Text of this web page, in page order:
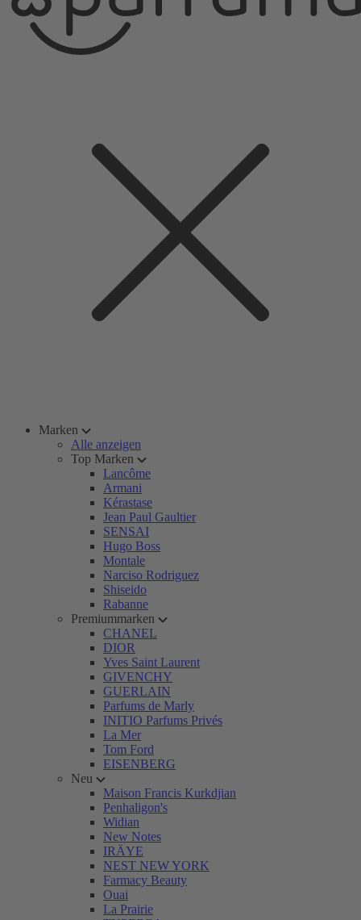
Marken
Alle anzeigen
Top Marken
Lancôme
Armani
Kérastase
Jean Paul Gaultier
SENSAI
Hugo Boss
Montale
Narciso Rodriguez
Shiseido
Rabanne
Premiummarken
CHANEL
DIOR
Yves Saint Laurent
GIVENCHY
GUERLAIN
Parfums de Marly
INITIO Parfums Privés
La Mer
Tom Ford
EISENBERG
Neu
Maison Francis Kurkdjian
Penhaligon's
Widian
New Notes
IRÄYE
NEST NEW YORK
Farmacy Beauty
Ouai
La Prairie